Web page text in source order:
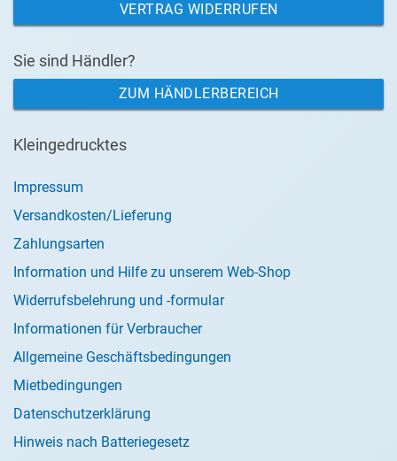
VERTRAG WIDERRUFEN
Sie sind Händler?
ZUM HÄNDLERBEREICH
Kleingedrucktes
Impressum
Versandkosten/Lieferung
Zahlungsarten
Information und Hilfe zu unserem Web-Shop
Widerrufsbelehrung und -formular
Informationen für Verbraucher
Allgemeine Geschäftsbedingungen
Mietbedingungen
Datenschutzerklärung
Hinweis nach Batteriegesetz